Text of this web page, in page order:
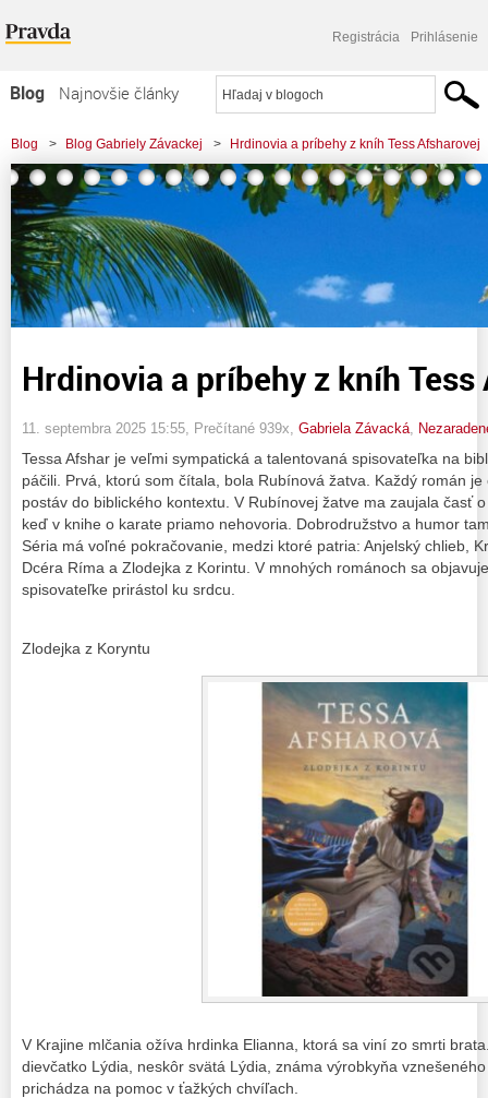
Registrácia Prihlásenie
Blog
Najnovšie články
Najčítanejšie články
Najkomentovanejšie články
Zoznam blogov
Komerčné blogy
Blog > Blog Gabriely Závackej > Hrdinovia a príbehy z kníh Tess Afsharovej
Hrdinovia a príbehy z kníh
11. septembra 2025 15:55 , Prečítané 939x, Gabriela Závacká
Tessa Afshar je veľmi sympatická a talentovaná spisovateľka na
páčili. Prvá, ktorú som čítala, bola Rubínová žatva. Každý román
postáv do biblického kontextu. V Rubínovej žatve ma zaujala časť
keď v knihe o karate priamo nehovoria. Dobrodružstvo a humor
Séria má voľné pokračovanie, medzi ktoré patria: Anjelský chlieb,
Dcéra Ríma a Zlodejka z Korintu. V mnohých románoch sa
spisovateľke prirástol ku srdcu.
Zlodejka z Koryntu
V Krajine mlčania ožíva hrdinka Elianna, ktorá sa viní zo smrti
dievčatko Lýdia, neskôr svätá Lýdia, známa výrobkyňa
prichádza na pomoc v ťažkých chvíľach.